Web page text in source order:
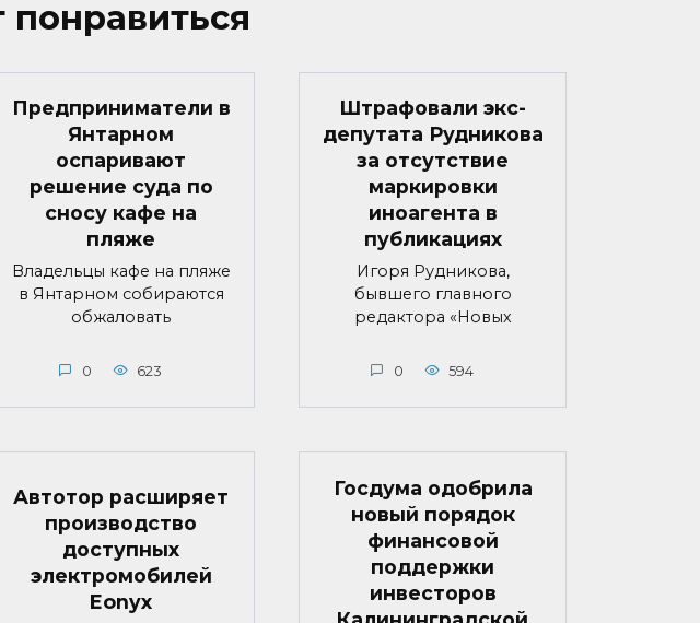
Предприниматели в
Янтарном
оспаривают
решение суда по
сносу кафе на
пляже
Владельцы кафе на пляже
в Янтарном собираются
обжаловать
0 623
Штрафовали экс-
депутата Рудникова
за отсутствие
маркировки
иноагента в
публикациях
Игоря Рудникова,
бывшего главного
редактора «Новых
0 594
Автотор расширяет
производство
доступных
электромобилей
Eonyx
Госдума одобрила
новый порядок
финансовой
поддержки
инвесторов